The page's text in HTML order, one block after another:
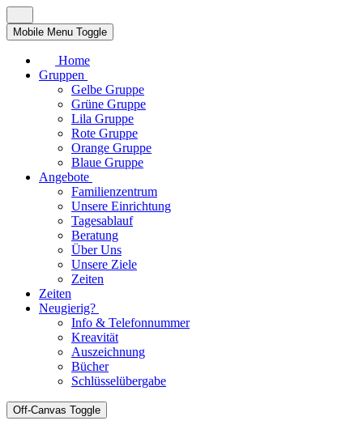
Mobile Menu Toggle
Home
Gruppen
Gelbe Gruppe
Grüne Gruppe
Lila Gruppe
Rote Gruppe
Orange Gruppe
Blaue Gruppe
Angebote
Familienzentrum
Unsere Einrichtung
Tagesablauf
Beratung
Über Uns
Unsere Ziele
Zeiten
Zeiten
Neugierig?
Info & Telefonnummer
Kreavität
Auszeichnung
Bücher
Schlüsselübergabe
Off-Canvas Toggle